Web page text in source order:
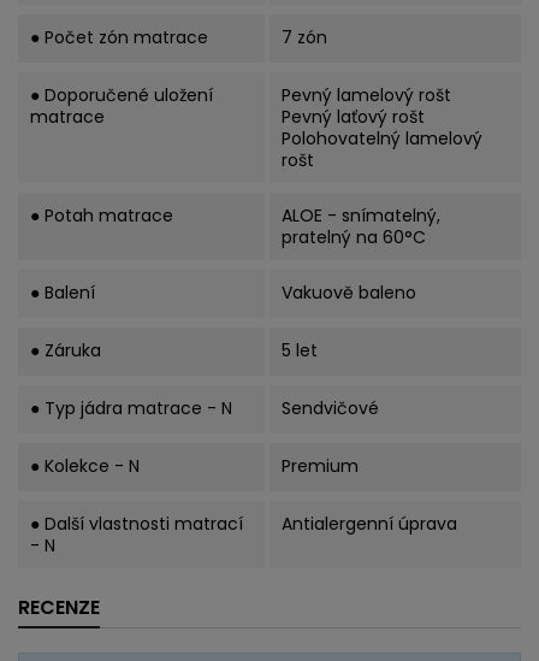
● Počet zón matrace 7 zón
● Doporučené uložení
matrace
Pevný lamelový rošt
Pevný laťový rošt
Polohovatelný lamelový
rošt
● Potah matrace
ALOE - snímatelný,
pratelný na 60°C
● Balení Vakuově baleno
● Záruka 5 let
● Typ jádra matrace - N Sendvičové
● Kolekce - N Premium
● Další vlastnosti matrací
- N
Antialergenní úprava
RECENZE